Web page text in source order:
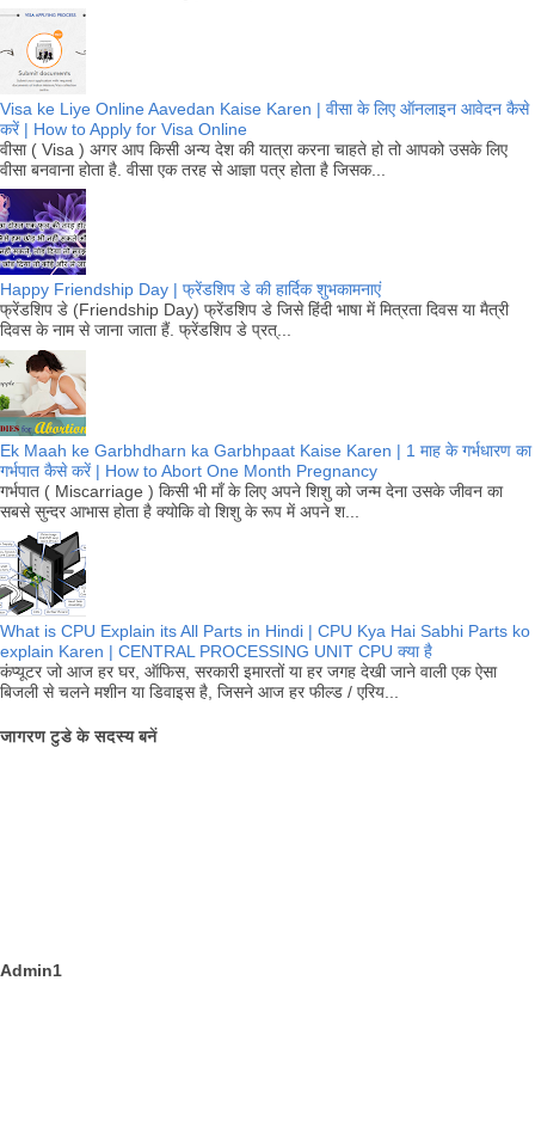
Visa ke Liye Online Aavedan Kaise Karen | वीसा के लिए ऑनलाइन आवेदन कैसे
करें | How to Apply for Visa Online
वीसा ( Visa ) अगर आप किसी अन्य देश की यात्रा करना चाहते हो तो आपको उसके लिए
वीसा बनवाना होता है. वीसा एक तरह से आज्ञा पत्र होता है जिसक...
Happy Friendship Day | फ्रेंडशिप डे की हार्दिक शुभकामनाएं
फ्रेंडशिप डे (Friendship Day) फ्रेंडशिप डे जिसे हिंदी भाषा में मित्रता दिवस या मैत्री
दिवस के नाम से जाना जाता हैं. फ्रेंडशिप डे प्रत्...
Ek Maah ke Garbhdharn ka Garbhpaat Kaise Karen | 1 माह के गर्भधारण का
गर्भपात कैसे करें | How to Abort One Month Pregnancy
गर्भपात ( Miscarriage ) किसी भी माँ के लिए अपने शिशु को जन्म देना उसके जीवन का
सबसे सुन्दर आभास होता है क्योकि वो शिशु के रूप में अपने श...
What is CPU Explain its All Parts in Hindi | CPU Kya Hai Sabhi Parts ko
explain Karen | CENTRAL PROCESSING UNIT CPU क्या है
कंप्यूटर जो आज हर घर, ऑफिस, सरकारी इमारतों या हर जगह देखी जाने वाली एक ऐसा
बिजली से चलने मशीन या डिवाइस है, जिसने आज हर फील्ड / एरिय...
जागरण टुडे के सदस्य बनें
Admin1